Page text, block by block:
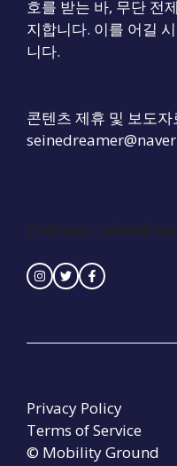
호를 받는 바, 무단 전
지합니다. 이를 어길
니다.
콘텐츠 제휴 및 보도자
Contact :
© Mobility Ground
Privacy Policy
Terms of Service